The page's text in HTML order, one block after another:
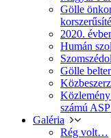
Gölle
2020.
Humán
Gölle
számú
Galéria
Rég volt…